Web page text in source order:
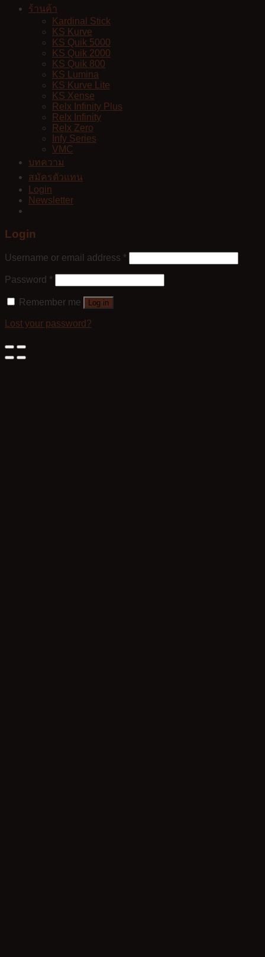
ร้านค้า
Kardinal Stick
KS Kurve
KS Quik 5000
KS Quik 2000
KS Quik 800
KS Lumina
KS Kurve Lite
KS Xense
Relx Infinity Plus
Relx Infinity
Relx Zero
Infy Series
VMC
บทความ
สมัครตัวแทน
Login
Newsletter
Login
Username or email address *
Password *
Remember me Log in
Lost your password?